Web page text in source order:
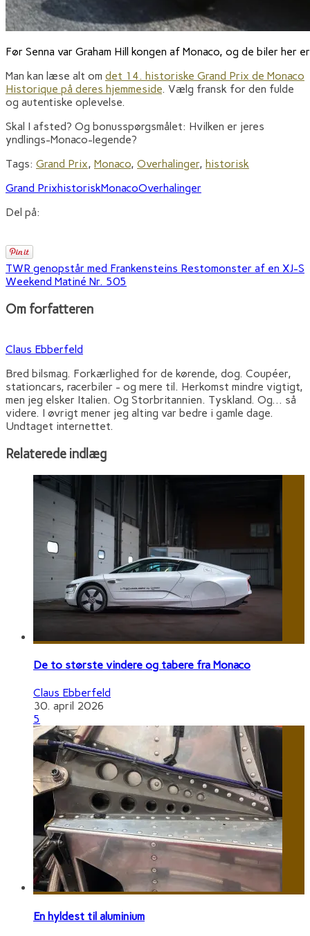
Før Senna var Graham Hill kongen af Monaco, og de biler her
Man kan læse alt om det 14. historiske Grand Prix de Monaco
Historique på deres hjemmeside. Vælg fransk for den fulde
og autentiske oplevelse.
Skal I afsted? Og bonusspørgsmålet: Hvilken er jeres
yndlings-Monaco-legende?
Tags: Grand Prix, Monaco, Overhalinger, historisk
Grand PrixhistoriskMonacoOverhalinger
Del på:
TWR genopstår med Frankensteins Restomonster af en XJ-S
Weekend Matiné Nr. 505
Om forfatteren
Claus Ebberfeld
Bred bilsmag. Forkærlighed for de kørende, dog. Coupéer,
stationcars, racerbiler - og mere til. Herkomst mindre vigtigt,
men jeg elsker Italien. Og Storbritannien. Tyskland. Og... så
videre. I øvrigt mener jeg alting var bedre i gamle dage.
Undtaget internettet.
Relaterede indlæg
De to største vindere og tabere fra Monaco
Claus Ebberfeld
30. april 2026
5
En hyldest til aluminium